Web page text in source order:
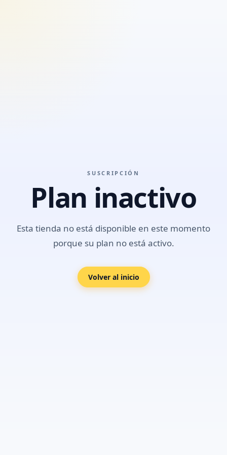
SUSCRIPCIÓN
Plan inactivo
Esta tienda no está disponible en este momento
porque su plan no está activo.
Volver al inicio